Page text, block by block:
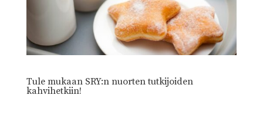
Tule mukaan SRY:n nuorten tutkijoiden
kahvihetkiin!